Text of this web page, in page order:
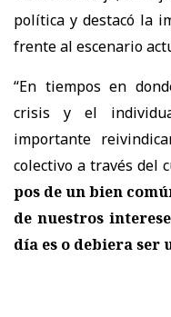
política y destacó la
frente al escenario
“En tiempos en
crisis y el
importante
colectivo a través del
pos de un bien
de nuestros
día es o debiera